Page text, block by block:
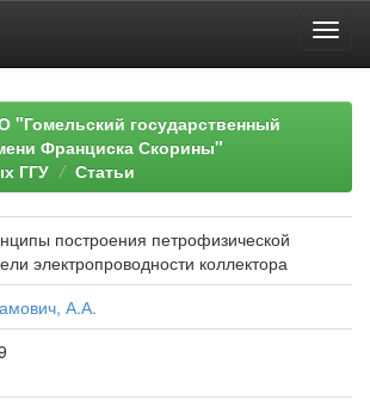
"Гомельский государственный
Франциска Скорины"
ГГУ
Статьи
построения петрофизической
электропроводности коллектора
А.А.